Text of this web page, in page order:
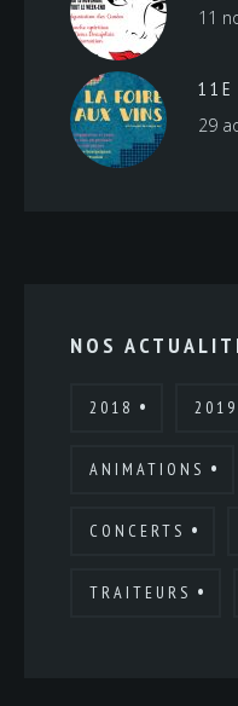
11
11E
29
NOS
2018 2019
ANIMATIONS
CONCERTS
TRAITEURS